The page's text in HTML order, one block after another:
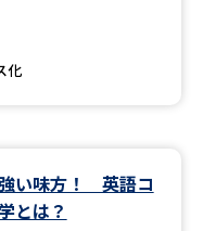
化
い味方！ 英語コ
とは？